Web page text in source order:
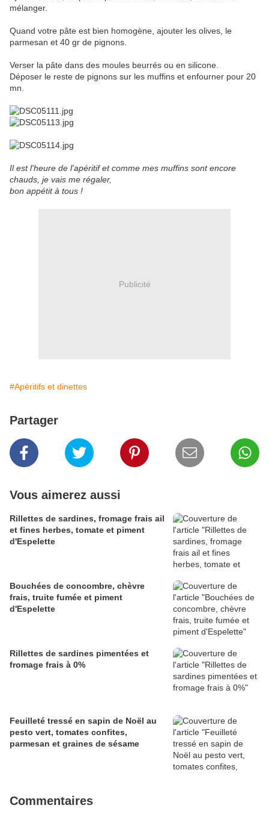
mélanger.
Quand votre pâte est bien homogène, ajouter les olives, le
parmesan et 40 gr de pignons.
Verser la pâte dans des moules beurrés ou en silicone.
Déposer le reste de pignons sur les muffins et enfourner pour 20
mn.
Il est l'heure de l'apéritif et comme mes muffins sont encore
chauds, je vais me régaler,
bon appétit à tous !
Publicité
#Apéritifs et dinettes
Partager
Vous aimerez aussi
Rillettes de sardines, fromage frais ail
et fines herbes, tomate et piment
d'Espelette
Bouchées de concombre, chèvre
frais, truite fumée et piment
d'Espelette
Rillettes de sardines pimentées et
fromage frais à 0%
Feuilleté tressé en sapin de Noël au
pesto vert, tomates confites,
parmesan et graines de sésame
Commentaires